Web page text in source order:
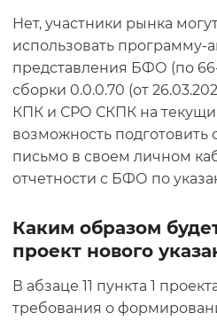
Нет, участники рынка
использовать программу-
представления БФО (по
сборки 0.0.0.70 (от
КПК и СРО СКПК на
возможность подготовить
письмо в своем личном
отчетности с БФО по
Каким образом
проект нового
В абзаце 11 пункта 1
требования о